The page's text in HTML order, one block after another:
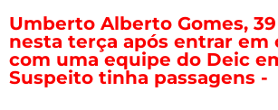
Umberto Alberto Gomes,
nesta terça após entrar em
com uma equipe do Deic
Suspeito tinha passagens -